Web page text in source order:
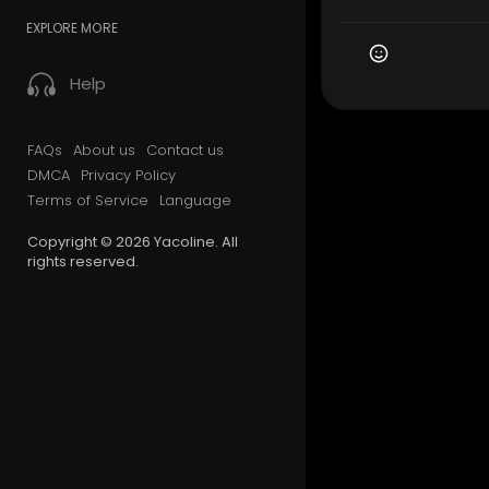
EXPLORE MORE
Help
FAQs About us
Contact us
DMCA Privacy Policy
Terms of Service
Language
Copyright © 2026 Yacoline. All
rights reserved.